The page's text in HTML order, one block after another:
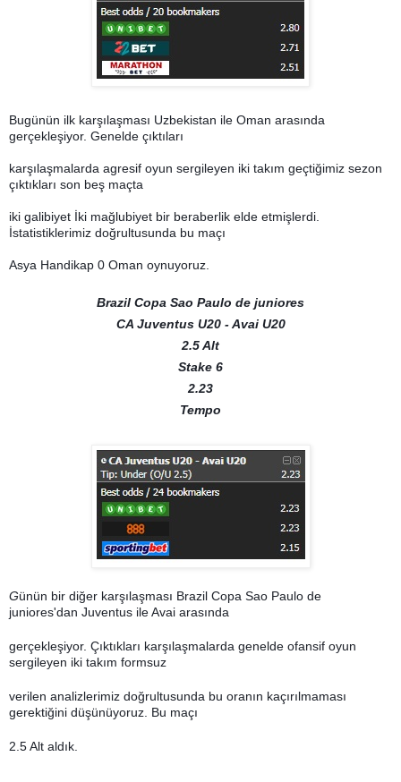
Bugünün ilk karşılaşması Uzbekistan ile Oman arasında
gerçekleşiyor. Genelde çıktıları
karşılaşmalarda agresif oyun sergileyen iki takım geçtiğimiz sezon
çıktıkları son beş maçta
iki galibiyet İki mağlubiyet bir beraberlik elde etmişlerdi.
İstatistiklerimiz doğrultusunda bu maçı
Asya Handikap 0 Oman oynuyoruz.
Brazil Copa Sao Paulo de juniores
CA Juventus U20 - Avai U20
2.5 Alt
Stake 6
2.23
Tempo
Günün bir diğer karşılaşması Brazil Copa Sao Paulo de
juniores'dan Juventus ile Avai arasında
gerçekleşiyor. Çıktıkları karşılaşmalarda genelde ofansif oyun
sergileyen iki takım formsuz
verilen analizlerimiz doğrultusunda bu oranın kaçırılmaması
gerektiğini düşünüyoruz. Bu maçı
2.5 Alt aldık.